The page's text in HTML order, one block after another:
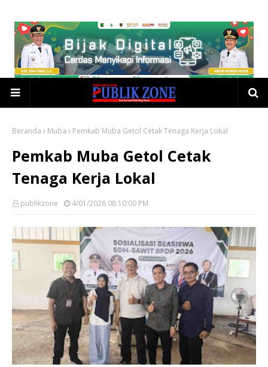
Beranda Muba Pemkab Muba Getol Cetak Tenaga Kerja Lokal
Pemkab Muba Getol Cetak
Tenaga Kerja Lokal
publikzone 4/01/2026 08:10:00 PM